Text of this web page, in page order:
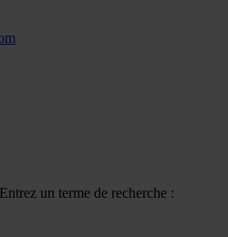
Entrez un terme de recherche :